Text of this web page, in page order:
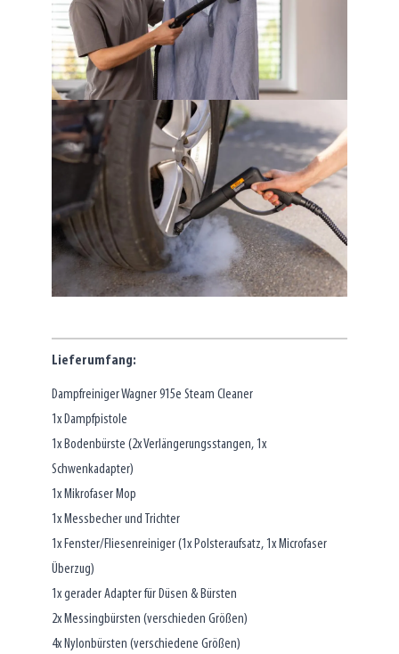
Lieferumfang:
Dampfreiniger Wagner 915e Steam Cleaner
1x Dampfpistole
1x Bodenbürste (2x Verlängerungsstangen, 1x
Schwenkadapter)
1x Mikrofaser Mop
1x Messbecher und Trichter
1x Fenster/Fliesenreiniger (1x Polsteraufsatz, 1x Microfaser
Überzug)
1x gerader Adapter für Düsen & Bürsten
2x Messingbürsten (verschieden Größen)
4x Nylonbürsten (verschiedene Größen)